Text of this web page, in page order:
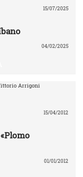
15/07/2025
04/02/2025
Arrigoni
15/04/2012
01/01/2012